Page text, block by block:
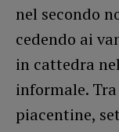
nel secondo
cedendo ai
in cattedra
informale.
piacentine,